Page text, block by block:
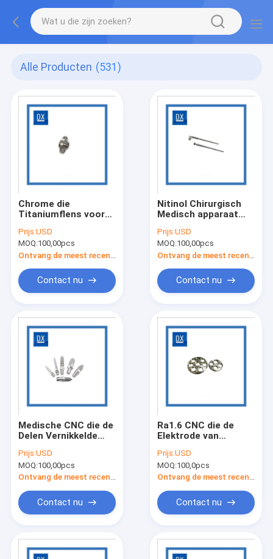
Alle Producten (531)
Chrome die
Titaniumflens voor
plateren
Prijs:USD
MOQ:100,00pcs
Contact nu
Nitinol Chirurgisch
Medisch apparaat
Apparaat
TitaniumCNC die
Delen machinaal
bewerken
Prijs:USD
MOQ:100,00pcs
Contact nu
Medische CNC die de
Delen Vernikkelde
machinaal bewerkt
van de
Titaniumlegering
Prijs:USD
MOQ:100,00pcs
Contact nu
Ra1.6 CNC die de
Elektrode van
Opzetten
Schroefdeksel
machinaal bewerken
Prijs:USD
MOQ:100,0pcs
Contact nu